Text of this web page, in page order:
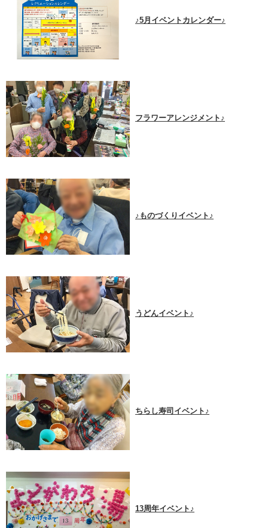
♪5月イベントカレンダー♪
フラワーアレンジメント♪
♪ものづくりイベント♪
うどんイベント♪
ちらし寿司イベント♪
13周年イベント♪